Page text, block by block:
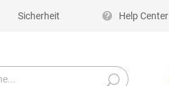
Sicherheit Help Center